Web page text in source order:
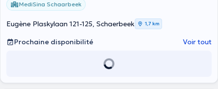
MediSina Schaarbeek
Eugène Plaskylaan 121-125, Schaerbeek 1,7 km
Prochaine disponibilité Voir tout